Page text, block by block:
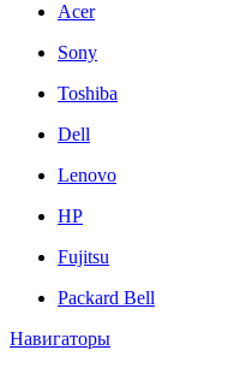
Acer
Sony
Toshiba
Dell
Lenovo
HP
Fujitsu
Packard Bell
Навигаторы